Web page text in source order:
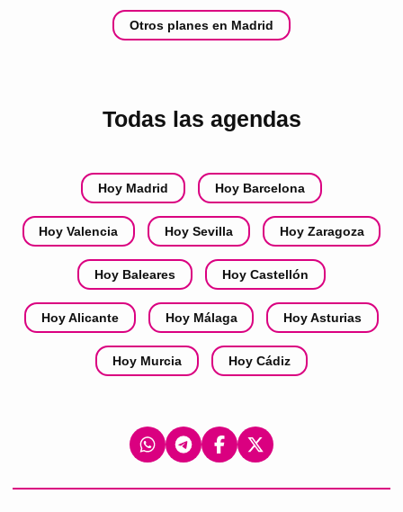
Otros planes en Madrid
Todas las agendas
Hoy Madrid Hoy Barcelona
Hoy Valencia Hoy Sevilla Hoy Zaragoza
Hoy Baleares Hoy Castellón
Hoy Alicante Hoy Málaga Hoy Asturias
Hoy Murcia Hoy Cádiz